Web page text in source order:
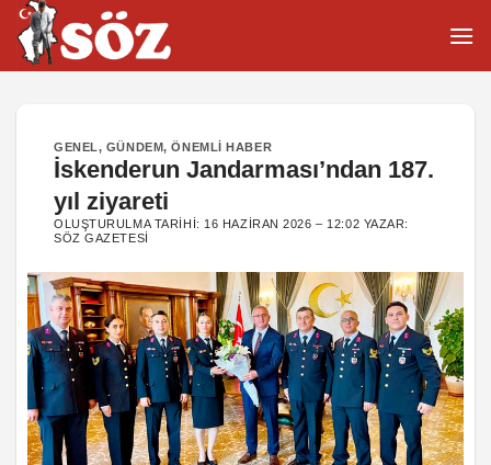
İçeriğe
atla
GENEL, GÜNDEM,ÖNEMLI HABER
İskenderun Jandarması’ndan 187.
yıl ziyareti
OLUŞTURULMA TARIHI: 16 HAZIRAN 2026 – 12:02 YAZAR:
SÖZ GAZETESI